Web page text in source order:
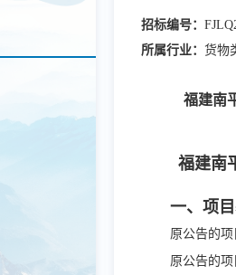
招标编号：
所属行业： 货物
福建南
福建南
一、项
原公告的
原公告的